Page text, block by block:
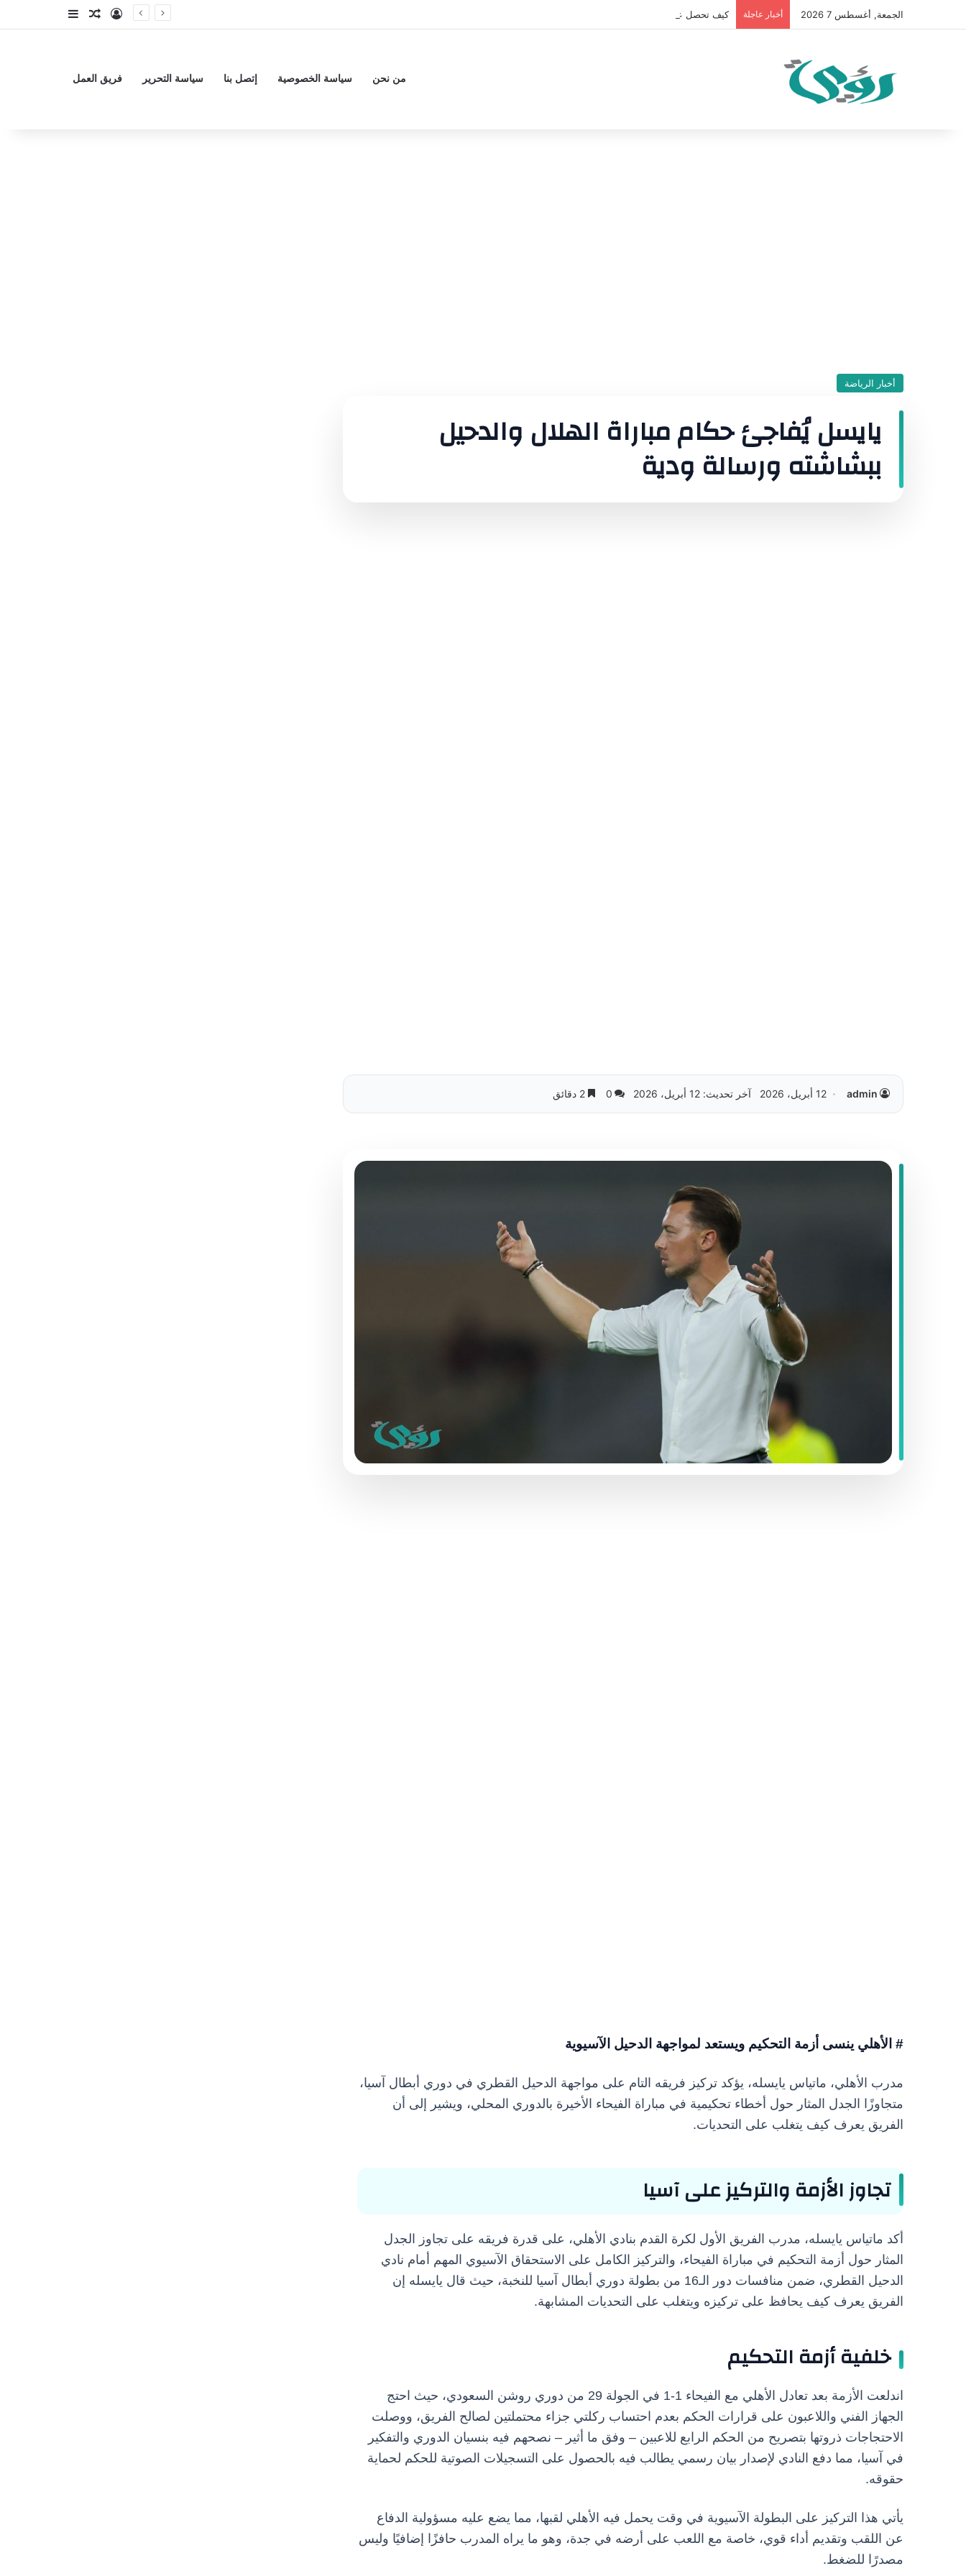
الجمعة, أغسطس 7 2026 أخبار عاجلة كيف تحصل على 100 متابع يوميًا على “انستقرام” في 2026 بدون إعلانات تسجيل الدخول
مقال عشوائي
إضافة عمود
من نحن سياسة الخصوصية إتصل بنا سياسة التحرير فريق العمل
أخبار الرياضة
يايسل يُفاجئ حكام مباراة الهلال والدحيل
ببشاشته ورسالة ودية
admin 12 أبريل، 2026 آخر تحديث: 12 أبريل، 2026 0
# الأهلي ينسى أزمة التحكيم ويستعد لمواجهة الدحيل الآسيوية
مدرب الأهلي، ماتياس يايسله، يؤكد تركيز فريقه التام على مواجهة الدحيل القطري في دوري أبطال آسيا،
متجاوزًا الجدل المثار حول أخطاء تحكيمية في مباراة الفيحاء الأخيرة بالدوري المحلي، ويشير إلى أن
الفريق يعرف كيف يتغلب على التحديات.
تجاوز الأزمة والتركيز على آسيا
أكد ماتياس يايسله، مدرب الفريق الأول لكرة القدم بنادي الأهلي، على قدرة فريقه على تجاوز الجدل
المثار حول أزمة التحكيم في مباراة الفيحاء، والتركيز الكامل على الاستحقاق الآسيوي المهم أمام نادي
الدحيل القطري، ضمن منافسات دور الـ16 من بطولة دوري أبطال آسيا للنخبة، حيث قال يايسله إن
الفريق يعرف كيف يحافظ على تركيزه ويتغلب على التحديات المشابهة.
خلفية أزمة التحكيم
اندلعت الأزمة بعد تعادل الأهلي مع الفيحاء 1-1 في الجولة 29 من دوري روشن السعودي، حيث احتج
الجهاز الفني واللاعبون على قرارات الحكم بعدم احتساب ركلتي جزاء محتملتين لصالح الفريق، ووصلت
الاحتجاجات ذروتها بتصريح من الحكم الرابع للاعبين – وفق ما أثير – نصحهم فيه بنسيان الدوري والتفكير
في آسيا، مما دفع النادي لإصدار بيان رسمي يطالب فيه بالحصول على التسجيلات الصوتية للحكم لحماية
حقوقه.
يأتي هذا التركيز على البطولة الآسيوية في وقت يحمل فيه الأهلي لقبها، مما يضع عليه مسؤولية الدفاع
عن اللقب وتقديم أداء قوي، خاصة مع اللعب على أرضه في جدة، وهو ما يراه المدرب حافزًا إضافيًا وليس
مصدرًا للضغط.